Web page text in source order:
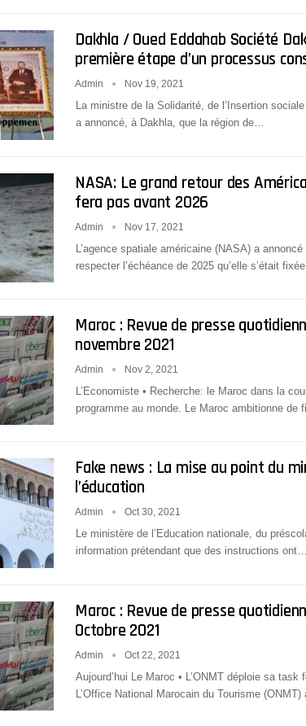
Dakhla / Oued Eddahab Société
première étape d’un processus
Admin Nov 19, 2021
La ministre de la Solidarité, de l’Insertion
a annoncé, à Dakhla, que la région de…
NASA: Le grand retour des
fera pas avant 2026
Admin Nov 17, 2021
L’agence spatiale américaine (NASA) a
respecter l’échéance de 2025 qu’elle s’était
Maroc : Revue de presse
novembre 2021
Admin Nov 2, 2021
L’Economiste • Recherche: le Maroc dans la
programme au monde. Le Maroc ambitionne de
Fake news : La mise au point du
l’éducation
Admin Oct 30, 2021
Le ministère de l’Education nationale, du
information prétendant que des instructions ont…
Maroc : Revue de presse
Octobre 2021
Admin Oct 22, 2021
Aujourd’hui Le Maroc • L’ONMT déploie sa
L’Office National Marocain du Tourisme (ONMT)